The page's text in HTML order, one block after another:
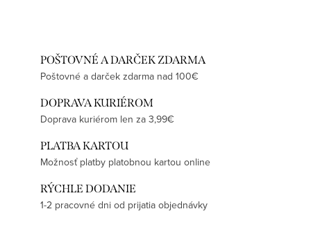
POŠTOVNÉ A DARČEK ZDARMA
Poštovné a darček zdarma nad 100€
DOPRAVA KURIÉROM
Doprava kuriérom len za 3,99€
PLATBA KARTOU
Možnosť platby platobnou kartou online
RÝCHLE DODANIE
1-2 pracovné dni od prijatia objednávky